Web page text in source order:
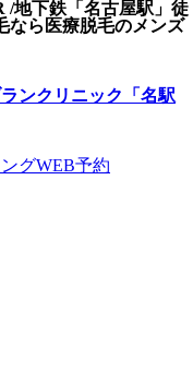
/地下鉄「名古屋駅」徒
なら医療脱毛のメンズ
グWEB予約